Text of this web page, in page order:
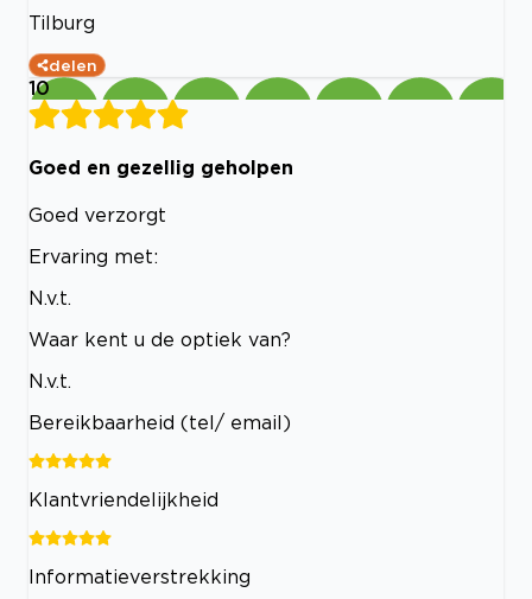
Tilburg
delen
10
Goed en gezellig geholpen
Goed verzorgt
Ervaring met:
N.v.t.
Waar kent u de optiek van?
N.v.t.
Bereikbaarheid (tel/ email)
Klantvriendelijkheid
Informatieverstrekking